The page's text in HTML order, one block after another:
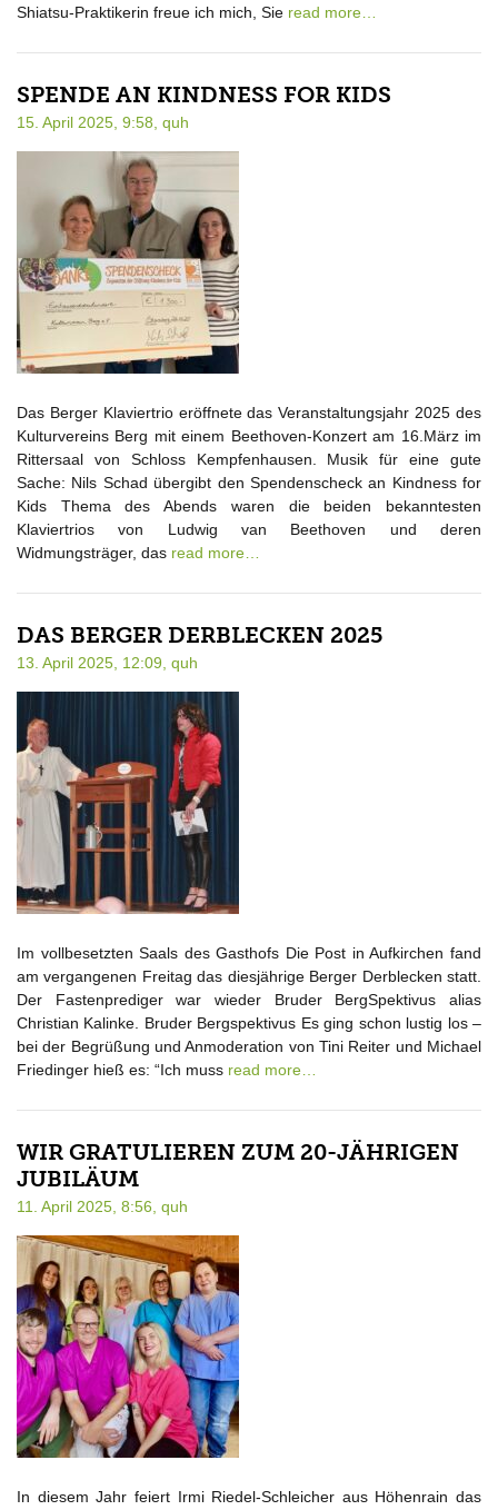
Shiatsu-Praktikerin freue ich mich, Sie read more…
SPENDE AN KINDNESS FOR KIDS
15. April 2025, 9:58, quh
Das Berger Klaviertrio eröffnete das Veranstaltungsjahr 2025 des
Kulturvereins Berg mit einem Beethoven-Konzert am 16.März im
Rittersaal von Schloss Kempfenhausen. Musik für eine gute
Sache: Nils Schad übergibt den Spendenscheck an Kindness for
Kids Thema des Abends waren die beiden bekanntesten
Klaviertrios von Ludwig van Beethoven und deren
Widmungsträger, das read more…
DAS BERGER DERBLECKEN 2025
13. April 2025, 12:09, quh
Im vollbesetzten Saals des Gasthofs Die Post in Aufkirchen fand
am vergangenen Freitag das diesjährige Berger Derblecken statt.
Der Fastenprediger war wieder Bruder BergSpektivus alias
Christian Kalinke. Bruder Bergspektivus Es ging schon lustig los –
bei der Begrüßung und Anmoderation von Tini Reiter und Michael
Friedinger hieß es: “Ich muss read more…
WIR GRATULIEREN ZUM 20-JÄHRIGEN
JUBILÄUM
11. April 2025, 8:56, quh
In diesem Jahr feiert Irmi Riedel-Schleicher aus Höhenrain das